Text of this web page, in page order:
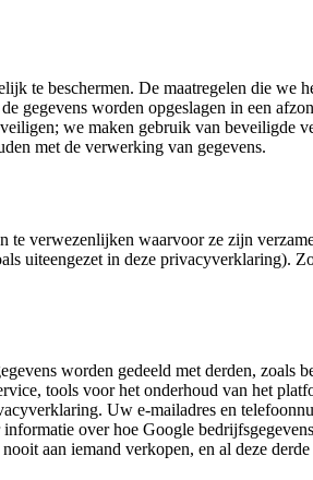
te beschermen. De maatregelen die we
gegevens worden opgeslagen in een
we maken gebruik van
met de verwerking van gegevens.
te verwezenlijken waarvoor ze zijn
uiteengezet in deze
worden gedeeld met derden, zoals
tools voor het onderhoud van het
Uw e-mailadres en
over hoe Google
aan iemand verkopen, en al deze